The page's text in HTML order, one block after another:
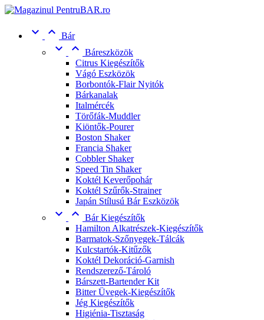
  Bár
  Báreszközök
Citrus Kiegészítők
Vágó Eszközök
Borbontók-Flair Nyitók
Bárkanalak
Italmércék
Törőfák-Muddler
Kiöntők-Pourer
Boston Shaker
Francia Shaker
Cobbler Shaker
Speed Tin Shaker
Koktél Keverőpohár
Koktél Szűrők-Strainer
Japán Stílusú Bár Eszközök
  Bár Kiegészítők
Hamilton Alkatrészek-Kiegészítők
Barmatok-Szőnyegek-Tálcák
Kulcstartók-Kitűzők
Koktél Dekoráció-Garnish
Rendszerező-Tároló
Bárszett-Bartender Kit
Bitter Üvegek-Kiegészítők
Jég Kiegészítők
Higiénia-Tisztaság